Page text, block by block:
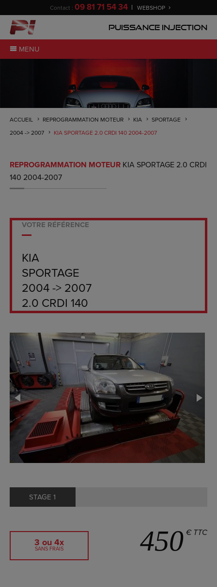
Contact : 09 81 71 54 34 WEBSHOP
Puissance Injection
MENU
ACCUEIL REPROGRAMMATION MOTEUR KIA
SPORTAGE
2004 -> 2007
KIA SPORTAGE 2.0 CRDI 140 2004-2007
REPROGRAMMATION MOTEUR KIA SPORTAGE 2.0 CRDI
140 2004-2007
VOTRE RÉFÉRENCE
KIA
SPORTAGE
2004 -> 2007
2.0 CRDI 140
STAGE 1
3 ou 4x
SANS FRAIS 450 € TTC